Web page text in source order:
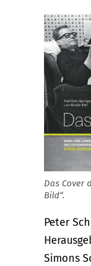
Das Cover
Bild“.
Peter
Simons